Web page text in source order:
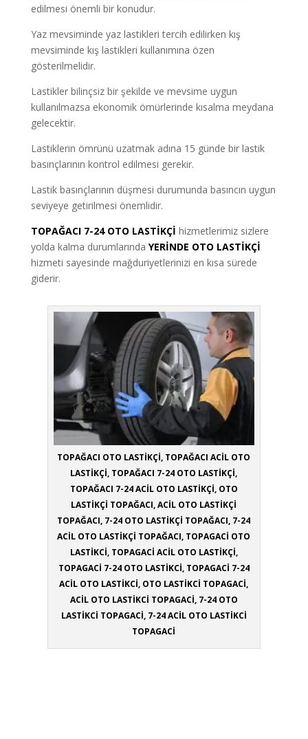
edilmesi önemli bir konudur.
Yaz mevsiminde yaz lastikleri tercih edilirken kış
mevsiminde kış lastikleri kullanımına özen
gösterilmelidir.
Lastikler bilinçsiz bir şekilde ve mevsime uygun
kullanılmazsa ekonomik ömürlerinde kısalma meydana
gelecektir.
Lastiklerin ömrünü uzatmak adına 15 günde bir lastik
basınçlarının kontrol edilmesi gerekir.
Lastik basınçlarının düşmesi durumunda basıncın uygun
seviyeye getirilmesi önemlidir.
TOPAĞACI 7-24 OTO LASTİKÇİ hizmetlerimiz sizlere
yolda kalma durumlarında YERİNDE OTO LASTİKÇİ
hizmeti sayesinde mağduriyetlerinizi en kısa sürede
giderir.
TOPAĞACI OTO LASTİKÇİ, TOPAĞACI ACİL OTO
LASTİKÇİ, TOPAĞACI 7-24 OTO LASTİKÇİ,
TOPAĞACI 7-24 ACİL OTO LASTİKÇİ, OTO
LASTİKÇİ TOPAĞACI, ACİL OTO LASTİKÇİ
TOPAĞACI, 7-24 OTO LASTİKÇİ TOPAĞACI, 7-24
ACİL OTO LASTİKÇİ TOPAĞACI, TOPAGACİ OTO
LASTİKCİ, TOPAGACİ ACİL OTO LASTİKÇİ,
TOPAGACİ 7-24 OTO LASTİKCİ, TOPAGACİ 7-24
ACİL OTO LASTİKCİ, OTO LASTİKCİ TOPAGACİ,
ACİL OTO LASTİKCİ TOPAGACİ, 7-24 OTO
LASTİKCİ TOPAGACİ, 7-24 ACİL OTO LASTİKCİ
TOPAGACİ